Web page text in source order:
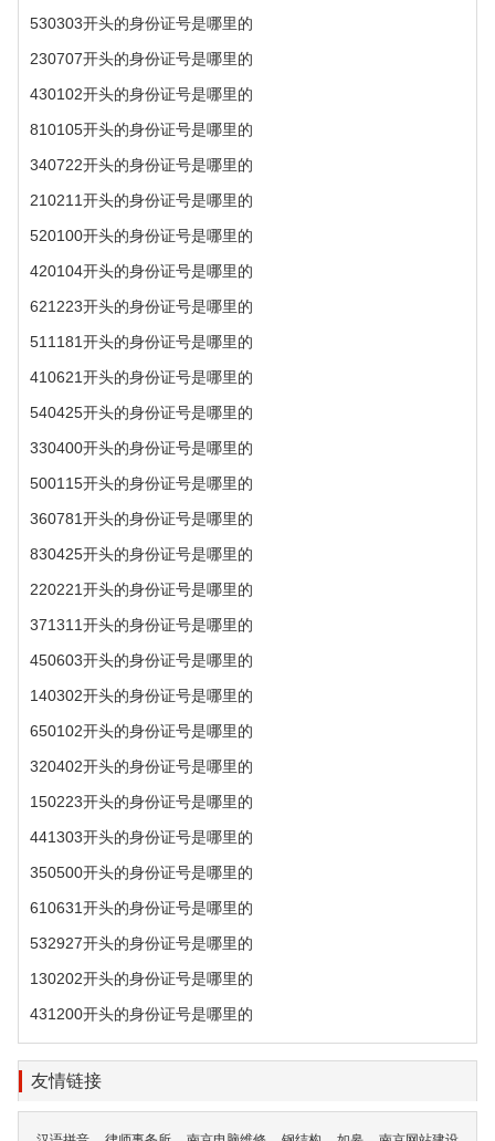
530303开头的身份证号是哪里的
230707开头的身份证号是哪里的
430102开头的身份证号是哪里的
810105开头的身份证号是哪里的
340722开头的身份证号是哪里的
210211开头的身份证号是哪里的
520100开头的身份证号是哪里的
420104开头的身份证号是哪里的
621223开头的身份证号是哪里的
511181开头的身份证号是哪里的
410621开头的身份证号是哪里的
540425开头的身份证号是哪里的
330400开头的身份证号是哪里的
500115开头的身份证号是哪里的
360781开头的身份证号是哪里的
830425开头的身份证号是哪里的
220221开头的身份证号是哪里的
371311开头的身份证号是哪里的
450603开头的身份证号是哪里的
140302开头的身份证号是哪里的
650102开头的身份证号是哪里的
320402开头的身份证号是哪里的
150223开头的身份证号是哪里的
441303开头的身份证号是哪里的
350500开头的身份证号是哪里的
610631开头的身份证号是哪里的
532927开头的身份证号是哪里的
130202开头的身份证号是哪里的
431200开头的身份证号是哪里的
友情链接